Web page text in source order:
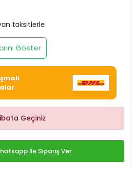
taksitlerle
Göster
Geçiniz
İle Sipariş Ver